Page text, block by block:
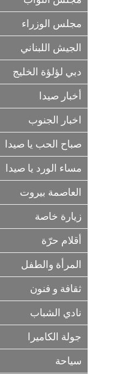
مجلس الوزراء
الجيش اللبناني
دبي لؤلؤة الخليج
أخبار صيدا
اخبار الجنوب
صباح الحب يا صيدا
مساء الورد يا صيدا
العاصمة بيروت
زيارة خاصة
أقلام حرّة
المرأة والطفل
ثقافة و فنون
نادي الشباب
جولة الكاميرا
سياحة